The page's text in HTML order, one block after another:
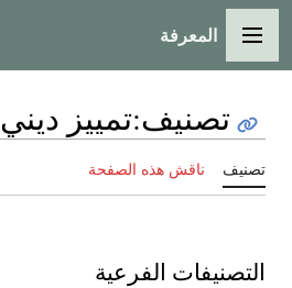
القائمة الرئيسية
المعرفة
تصنيف:تمييز ديني
تصنيف ناقش هذه الصفحة
التصنيفات الفرعية